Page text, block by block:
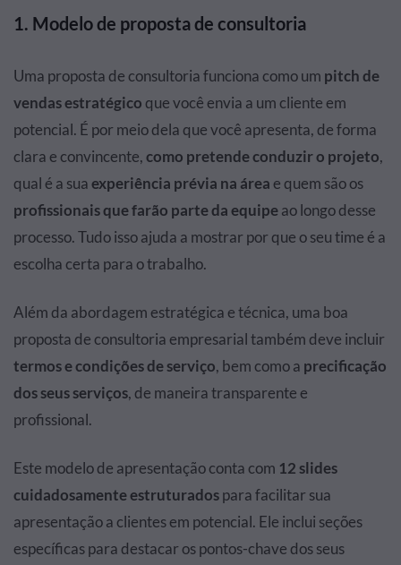
1. Modelo de proposta de consultoria
Uma proposta de consultoria funciona como um pitch de
vendas estratégico que você envia a um cliente em
potencial. É por meio dela que você apresenta, de forma
clara e convincente,como pretende conduzir o projeto,
qual é a suaexperiência prévia na área e quem são os
profissionais que farão parte da equipeao longo desse
processo. Tudo isso ajuda a mostrar por que o seu time é a
escolha certa para o trabalho.
Além da abordagem estratégica e técnica, uma boa
proposta de consultoria empresarial também deve incluir
termos e condições de serviço, bem como a precificação
dos seus serviços, de maneira transparente e
profissional.
Este modelo de apresentação conta com 12 slides
cuidadosamente estruturadospara facilitar sua
apresentação a clientes em potencial. Ele inclui seções
específicas para destacar os pontos-chave dos seus